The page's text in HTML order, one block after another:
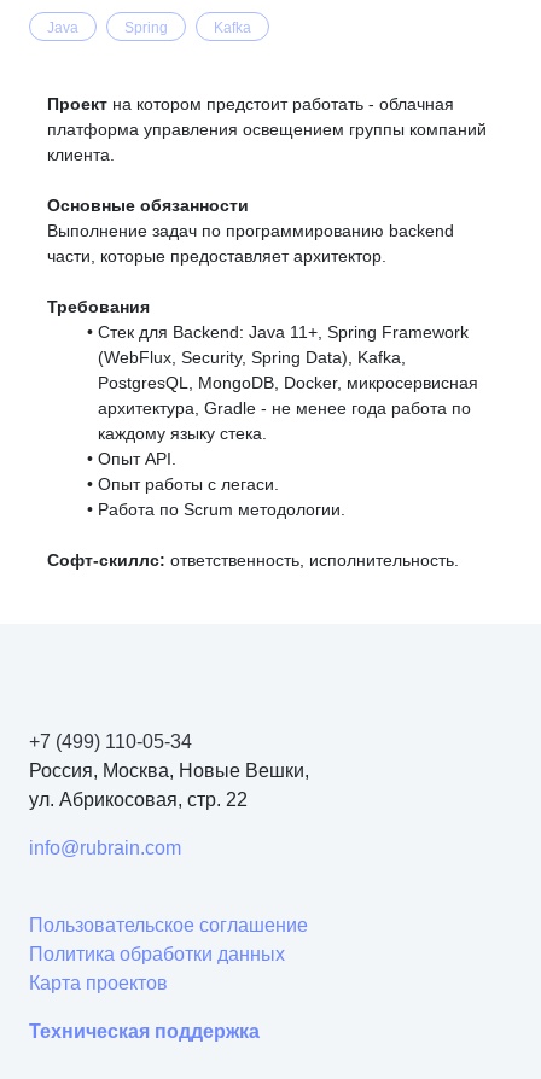
Java Spring Kafka
Проект на котором предстоит работать - облачная
платформа управления освещением группы компаний
клиента.
Основные обязанности
Выполнение задач по программированию backend
части, которые предоставляет архитектор.
Требования
Стек для Backend: Java 11+, Spring Framework
(WebFlux, Security, Spring Data), Kafka,
PostgresQL, MongoDB, Docker, микросервисная
архитектура, Gradle - не менее года работа по
каждому языку стека.
Опыт API.
Опыт работы с легаси.
Работа по Scrum методологии.
Софт-скиллс: ответственность, исполнительность.
+7 (499) 110-05-34
Россия, Москва, Новые Вешки,
ул. Абрикосовая, стр. 22
info@rubrain.com
Пользовательское соглашение
Политика обработки данных
Карта проектов
Техническая поддержка